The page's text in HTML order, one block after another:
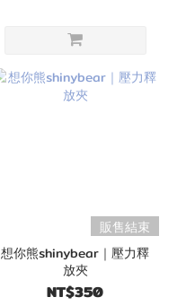
販售結束
想你熊shinybear｜壓力釋
放夾
NT$350